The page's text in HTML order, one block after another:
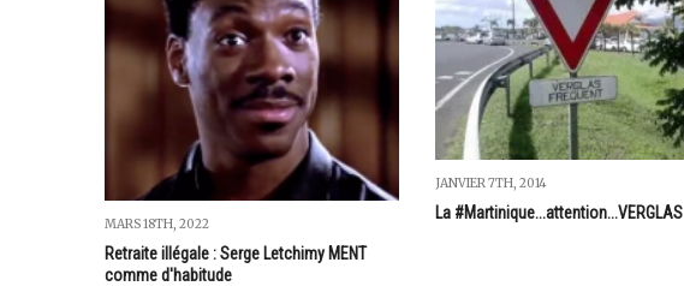
MARS 18TH, 2022
Retraite illégale : Serge Letchimy MENT
comme d'habitude
JANVIER 7TH, 2014
La #Martinique...attention...VERGLAS